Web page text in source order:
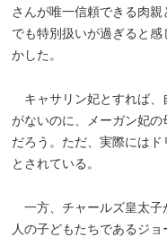
さんが唯一信頼できる肉
でも特別扱いが過ぎると
かした。
キャサリン妃とすれば、
がないのに、メーガン妃
だろう。ただ、実際には
とされている。
一方、チャールズ皇太子
人の子どもたちであるジ